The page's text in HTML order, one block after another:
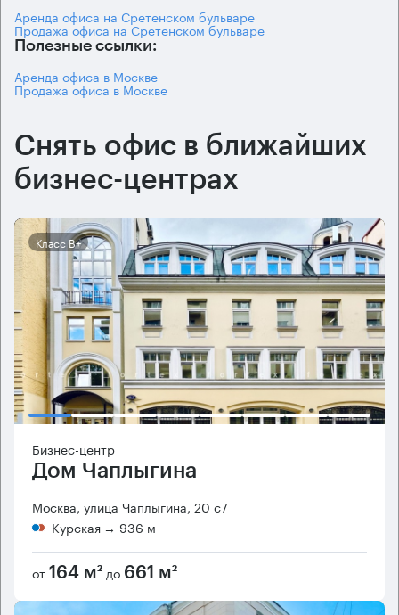
Аренда офиса на Сретенском бульваре
Продажа офиса на Сретенском бульваре
Полезные ссылки:
Аренда офиса в Москве
Продажа офиса в Москве
Снять офис в ближайших
бизнес-центрах
Класс B+
Бизнес-центр
Дом Чаплыгина
Москва, улица Чаплыгина, 20 с7
Курская → 936 м
от 164 м² до 661 м²